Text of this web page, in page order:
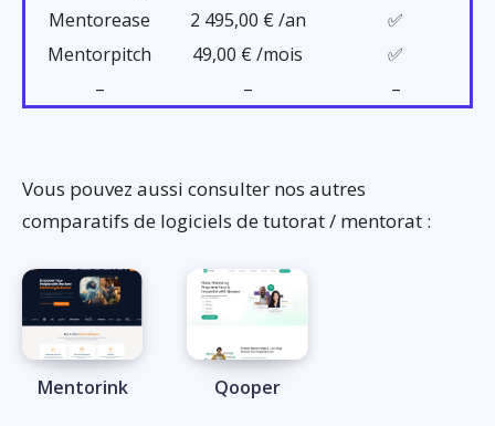
Mentorease
2 495,00 € /an
✅
Mentorpitch
49,00 € /mois
✅
–
– –
Vous pouvez aussi consulter nos autres
comparatifs de logiciels de tutorat / mentorat :
Mentorink Qooper